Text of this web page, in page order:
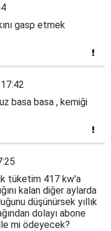
gasp etmek
basa basa , kemiği
tüketim 417 kw'a
kalan diğer aylarda
düşünürsek yıllık
dolayı abone
mi ödeyecek?